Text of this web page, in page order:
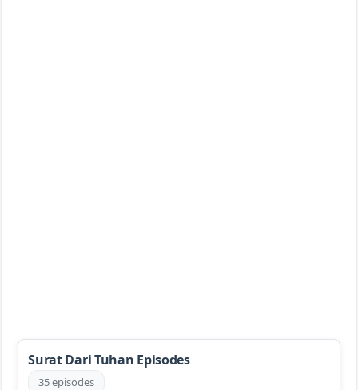
Surat Dari Tuhan Episodes
35 episodes